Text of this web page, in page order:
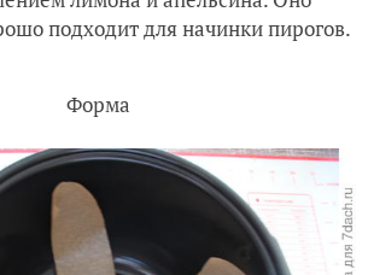
пирог.
выкладываем 2 полосы
в духовке, возьмите разъёмную
тесто.
на крупной тёрке кусок светлого